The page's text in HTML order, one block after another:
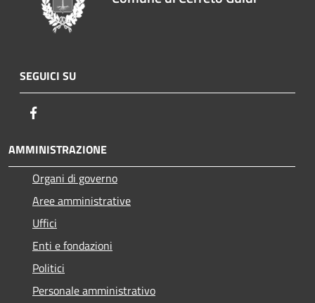
SEGUICI SU
AMMINISTRAZIONE
Organi di governo
Aree amministrative
Uffici
Enti e fondazioni
Politici
Personale amministrativo